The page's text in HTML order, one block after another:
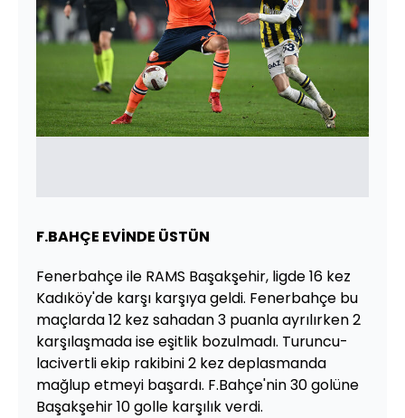
F.BAHÇE EVİNDE ÜSTÜN
Fenerbahçe ile RAMS Başakşehir, ligde 16 kez
Kadıköy'de karşı karşıya geldi. Fenerbahçe bu
maçlarda 12 kez sahadan 3 puanla ayrılırken 2
karşılaşmada ise eşitlik bozulmadı. Turuncu-
lacivertli ekip rakibini 2 kez deplasmanda
mağlup etmeyi başardı. F.Bahçe'nin 30 golüne
Başakşehir 10 golle karşılık verdi.